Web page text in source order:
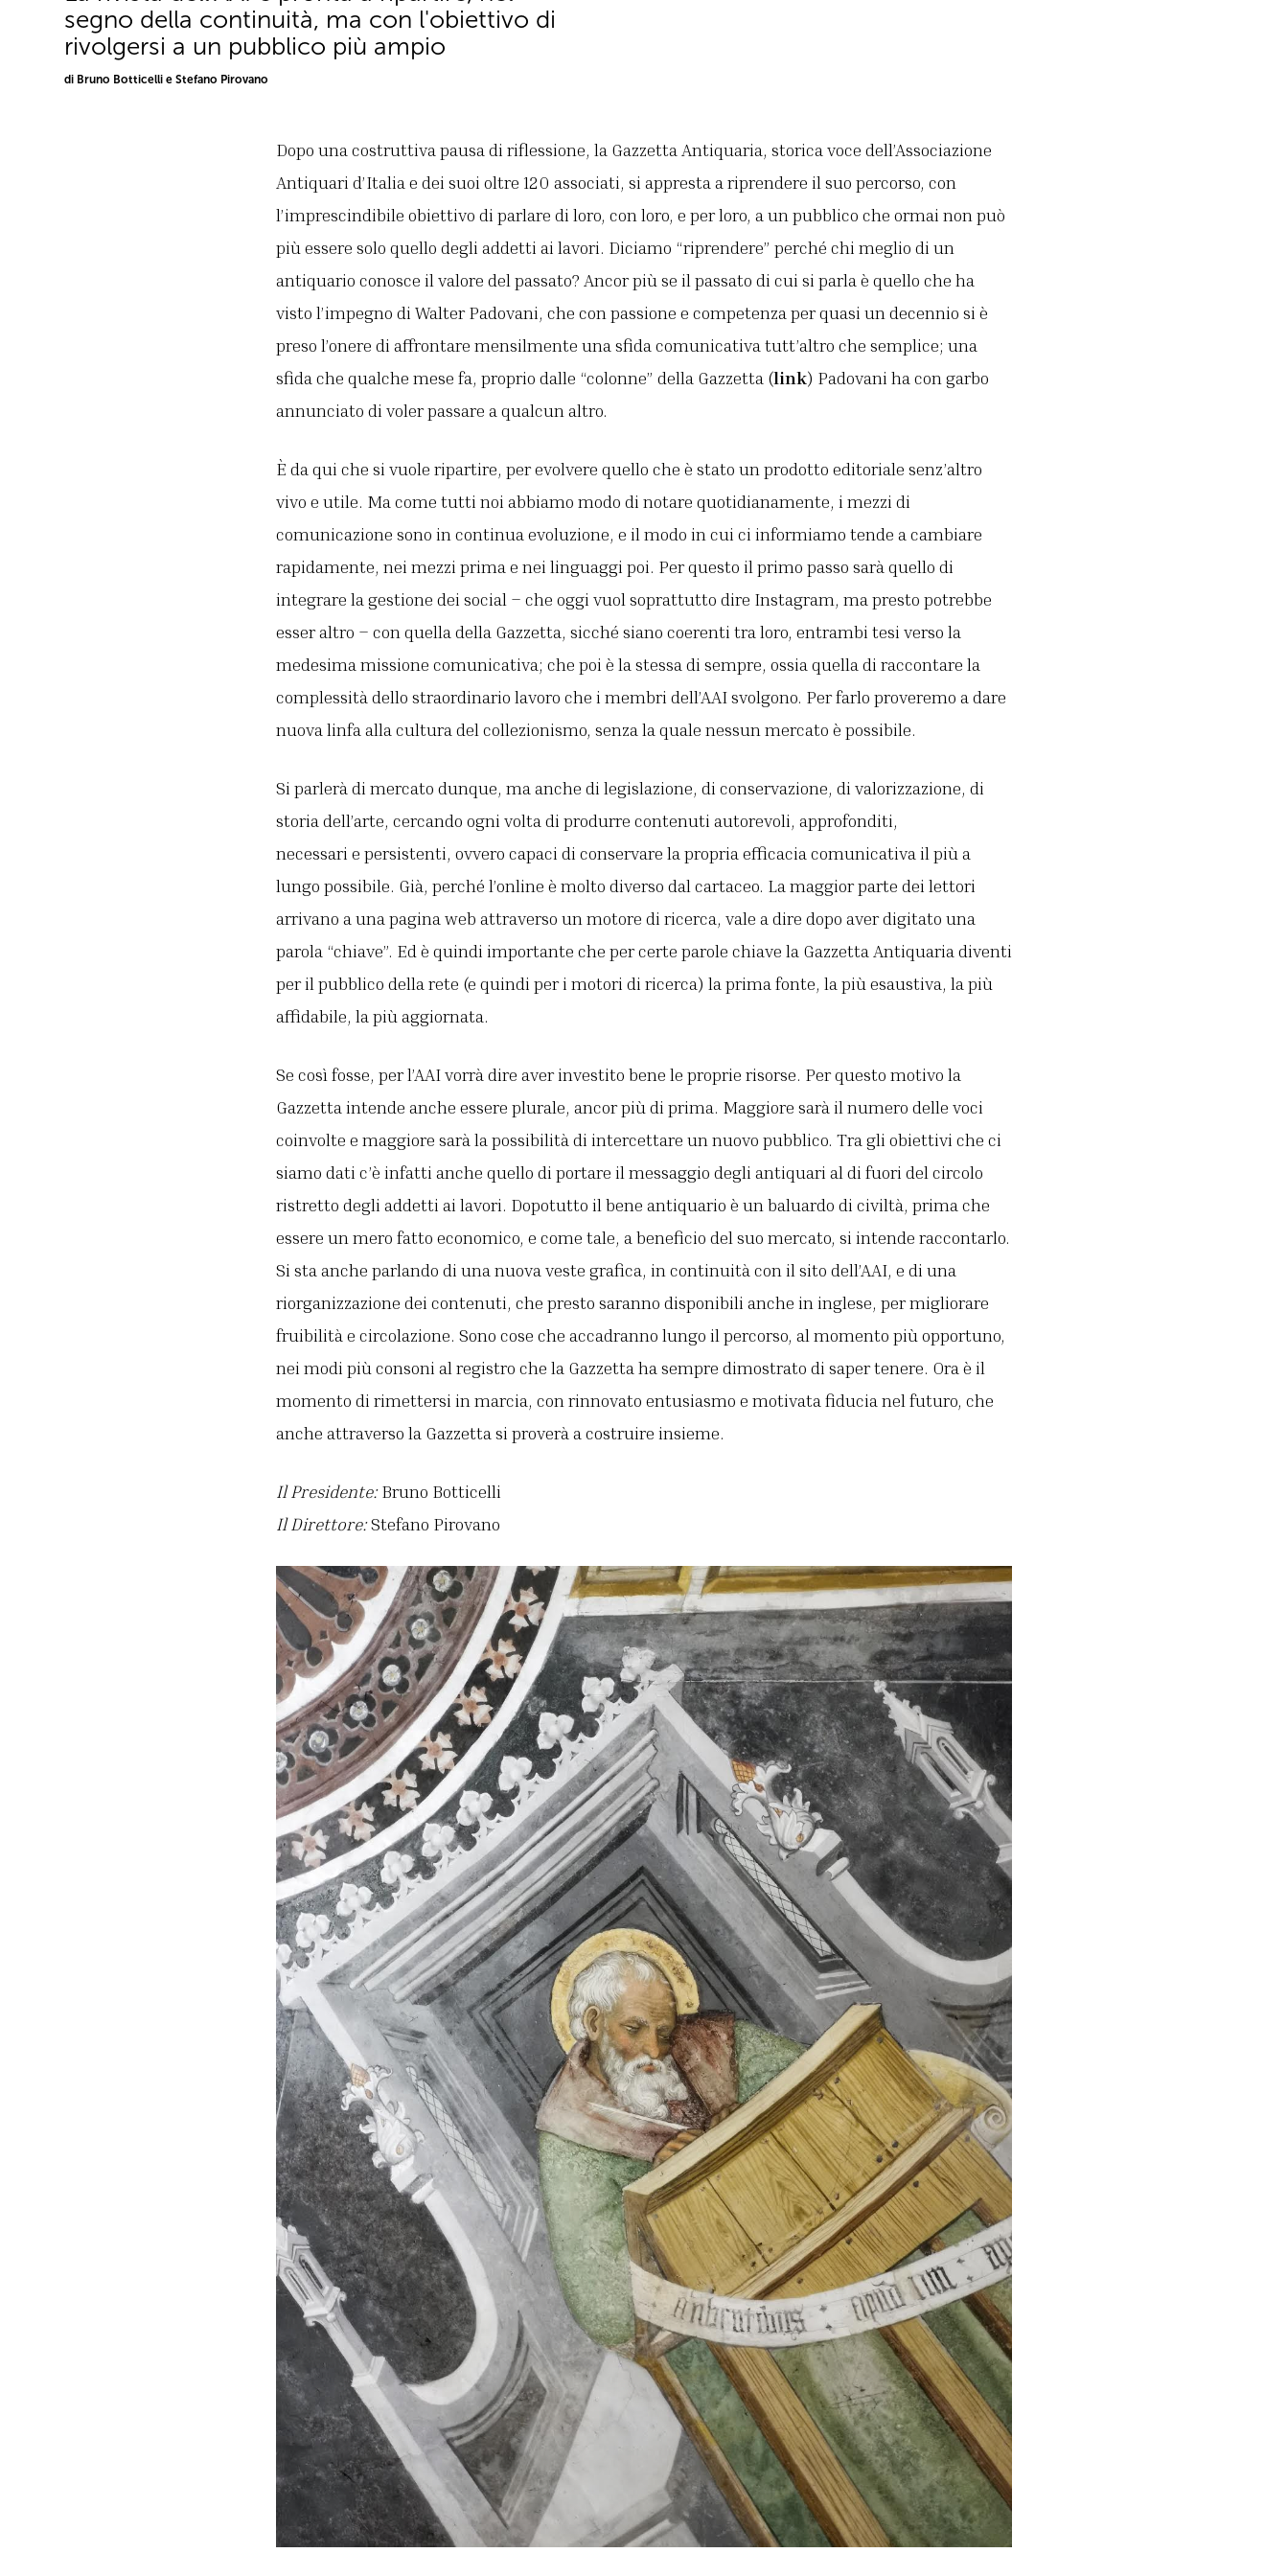
segno della continuità, ma con l'obiettivo di
rivolgersi a un pubblico più ampio
di Bruno Botticelli e Stefano Pirovano
Dopo una costruttiva pausa di riflessione, la Gazzetta Antiquaria, storica voce dell’Associazione
Antiquari d’Italia e dei suoi oltre 120 associati, si appresta a riprendere il suo percorso, con
l’imprescindibile obiettivo di parlare di loro, con loro, e per loro, a un pubblico che ormai non può
più essere solo quello degli addetti ai lavori. Diciamo “riprendere” perché chi meglio di un
antiquario conosce il valore del passato? Ancor più se il passato di cui si parla è quello che ha
visto l’impegno di Walter Padovani, che con passione e competenza per quasi un decennio si è
preso l’onere di affrontare mensilmente una sfida comunicativa tutt’altro che semplice; una
sfida che qualche mese fa, proprio dalle “colonne” della Gazzetta (link) Padovani ha con garbo
annunciato di voler passare a qualcun altro.
È da qui che si vuole ripartire, per evolvere quello che è stato un prodotto editoriale senz’altro
vivo e utile. Ma come tutti noi abbiamo modo di notare quotidianamente, i mezzi di
comunicazione sono in continua evoluzione, e il modo in cui ci informiamo tende a cambiare
rapidamente, nei mezzi prima e nei linguaggi poi. Per questo il primo passo sarà quello di
integrare la gestione dei social – che oggi vuol soprattutto dire Instagram, ma presto potrebbe
esser altro – con quella della Gazzetta, sicché siano coerenti tra loro, entrambi tesi verso la
medesima missione comunicativa; che poi è la stessa di sempre, ossia quella di raccontare la
complessità dello straordinario lavoro che i membri dell’AAI svolgono. Per farlo proveremo a dare
nuova linfa alla cultura del collezionismo, senza la quale nessun mercato è possibile.
Si parlerà di mercato dunque, ma anche di legislazione, di conservazione, di valorizzazione, di
storia dell’arte, cercando ogni volta di produrre contenuti autorevoli, approfonditi,
necessari e persistenti, ovvero capaci di conservare la propria efficacia comunicativa il più a
lungo possibile. Già, perché l’online è molto diverso dal cartaceo. La maggior parte dei lettori
arrivano a una pagina web attraverso un motore di ricerca, vale a dire dopo aver digitato una
parola “chiave”. Ed è quindi importante che per certe parole chiave la Gazzetta Antiquaria diventi
per il pubblico della rete (e quindi per i motori di ricerca) la prima fonte, la più esaustiva, la più
affidabile, la più aggiornata.
Se così fosse, per l’AAI vorrà dire aver investito bene le proprie risorse. Per questo motivo la
Gazzetta intende anche essere plurale, ancor più di prima. Maggiore sarà il numero delle voci
coinvolte e maggiore sarà la possibilità di intercettare un nuovo pubblico. Tra gli obiettivi che ci
siamo dati c’è infatti anche quello di portare il messaggio degli antiquari al di fuori del circolo
ristretto degli addetti ai lavori. Dopotutto il bene antiquario è un baluardo di civiltà, prima che
essere un mero fatto economico, e come tale, a beneficio del suo mercato, si intende raccontarlo.
Si sta anche parlando di una nuova veste grafica, in continuità con il sito dell’AAI, e di una
riorganizzazione dei contenuti, che presto saranno disponibili anche in inglese, per migliorare
fruibilità e circolazione. Sono cose che accadranno lungo il percorso, al momento più opportuno,
nei modi più consoni al registro che la Gazzetta ha sempre dimostrato di saper tenere. Ora è il
momento di rimettersi in marcia, con rinnovato entusiasmo e motivata fiducia nel futuro, che
anche attraverso la Gazzetta si proverà a costruire insieme.
Il Presidente:Bruno Botticelli
Il Direttore:Stefano Pirovano